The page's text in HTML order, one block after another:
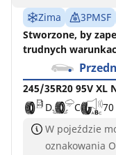
Zima 3PMSF
Stworzone, by
trudnych
245/35R20 95V XL
D
C
W pojeździe
oznakowania